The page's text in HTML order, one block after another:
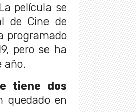
película se
de Cine de
programado
pero se ha
año.
tiene dos
quedado en